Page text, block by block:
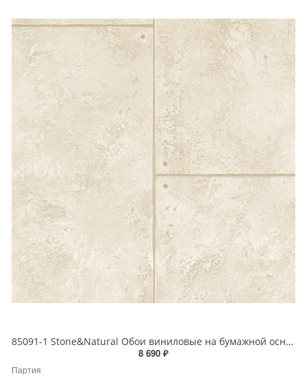
85091-1 Stone&Natural Обои виниловые на бумажной основе 1.06*15.5
8 690 ₽
Партия